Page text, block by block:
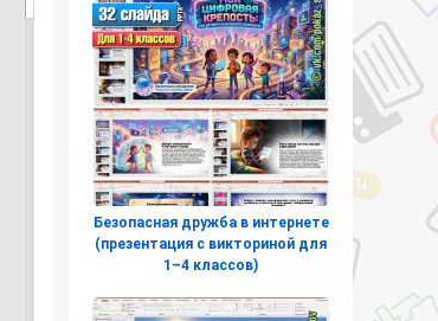
Безопасная дружба в интернете
(презентация с викториной для
1–4 классов)